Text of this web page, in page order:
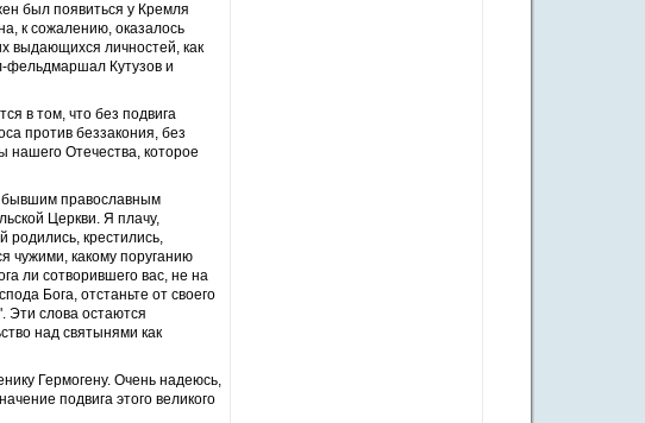
был появиться у Кремля
к сожалению, оказалось
выдающихся личностей, как
фельдмаршал Кутузов и
в том, что без подвига
против беззакония, без
нашего Отечества, которое
бывшим православным
Церкви. Я плачу,
крестились,
чужими, какому поруганию
ли сотворившего вас, не на
Бога, отстаньте от своего
Эти слова остаются
над святынями как
Гермогену. Очень надеюсь,
подвига этого великого